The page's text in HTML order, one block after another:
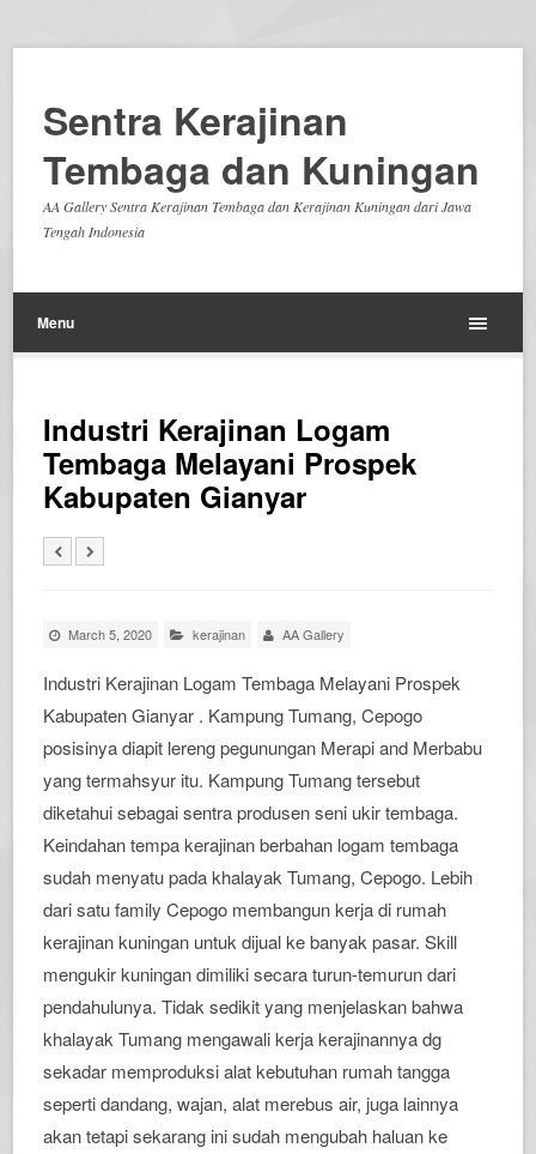
Sentra Kerajinan
Tembaga dan Kuningan
AA Gallery Sentra Kerajinan Tembaga dan Kerajinan Kuningan dari Jawa
Tengah Indonesia
Menu
Industri Kerajinan Logam
Tembaga Melayani Prospek
Kabupaten Gianyar
March 5, 2020 kerajinan AA Gallery
Industri Kerajinan Logam Tembaga Melayani Prospek
Kabupaten Gianyar . Kampung Tumang, Cepogo
posisinya diapit lereng pegunungan Merapi and Merbabu
yang termahsyur itu. Kampung Tumang tersebut
diketahui sebagai sentra produsen seni ukir tembaga.
Keindahan tempa kerajinan berbahan logam tembaga
sudah menyatu pada khalayak Tumang, Cepogo. Lebih
dari satu family Cepogo membangun kerja di rumah
kerajinan kuningan untuk dijual ke banyak pasar. Skill
mengukir kuningan dimiliki secara turun-temurun dari
pendahulunya. Tidak sedikit yang menjelaskan bahwa
khalayak Tumang mengawali kerja kerajinannya dg
sekadar memproduksi alat kebutuhan rumah tangga
seperti dandang, wajan, alat merebus air, juga lainnya
akan tetapi sekarang ini sudah mengubah haluan ke